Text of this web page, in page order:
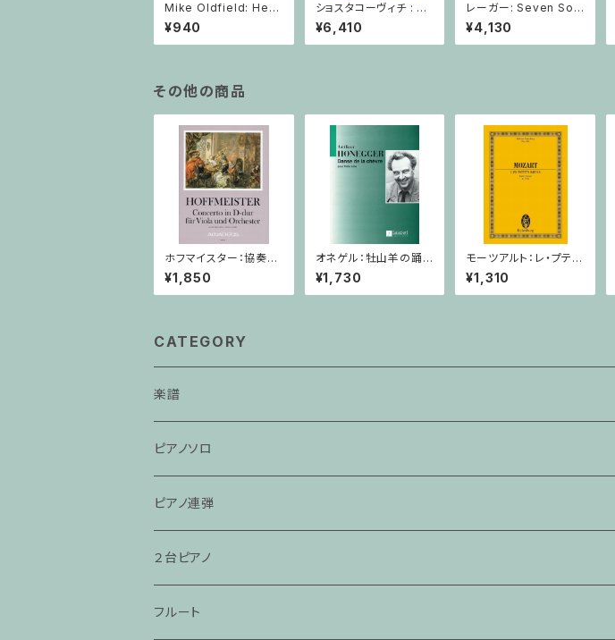
Mike Oldfield: Herg
est Ridge / ピアノ
¥940
ショスタコーヴィチ : 2
つのヴァイオリンとピア
ノのための 5つの小品 /
ヴァイオリン2とピアノ
¥6,410
レーガー: Seven Son
atas op. 91 Heft 2 /
ヴァイオリン
¥4,130
その他の商品
ホフマイスター：協奏曲
二長調 / ヴィオラ・ピア
ノ
¥1,850
オネゲル：牡山羊の踊
り/フルート
¥1,730
モーツアルト：レ・プテ
ィ・ リアン/ミニチュアス
コア
¥1,310
CATEGORY
楽譜
ピアノソロ
ピアノ連弾
２台ピアノ
フルート